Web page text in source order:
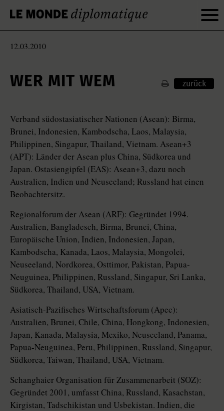
12.03.2010
WER MIT WEM zurück
Verband südostasiatischer Nationen (Asean): Birma,
Brunei, Indonesien, Kambodscha, Laos, Malaysia,
Philippinen, Singapur, Thailand, Vietnam. Asean+3
(APT): Länder der Asean plus China, Südkorea und
Japan. Ostasiengipfel (EAS): Asean+3, dazu noch
Australien, Indien und Neuseeland; Russland hat einen
Beobachtersitz.
Regionalforum der Asean (ARF): Gegründet 1994.
Australien, Bangladesch, Birma, Brunei, China,
Europäische Union, Indien, Indonesien, Japan,
Kambodscha, Kanada, Laos, Malaysia, Mongolei,
Neuseeland, Nordkorea, Osttimor, Pakistan, Papua-
Neuguinea, Philippinen, Russland, Singapur, Sri Lanka,
Südkorea, Thailand, USA, Vietnam.
Asiatisch-Pazifisches Wirtschaftsforum (Apec):
Australien, Brunei, Chile, China, Hongkong, Indonesien,
Japan, Kanada, Malaysia, Mexiko, Neuseeland, Panama,
Papua-Neuguinea, Peru, Philippinen, Russland, Singapur,
Südkorea, Taiwan, Thailand, USA, Vietnam.
Schanghaier Organisation für Zusammenarbeit (SOZ):
Gegründet 2001, umfasst China, Russland, Kasachstan,
Kirgistan, Tadschikistan und Usbekistan. Indien, die